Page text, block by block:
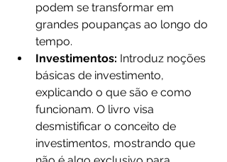
podem se transformar em
grandes poupanças ao longo do
tempo.
Investimentos: Introduz noções
básicas de investimento,
explicando o que são e como
funcionam. O livro visa
desmistificar o conceito de
investimentos, mostrando que